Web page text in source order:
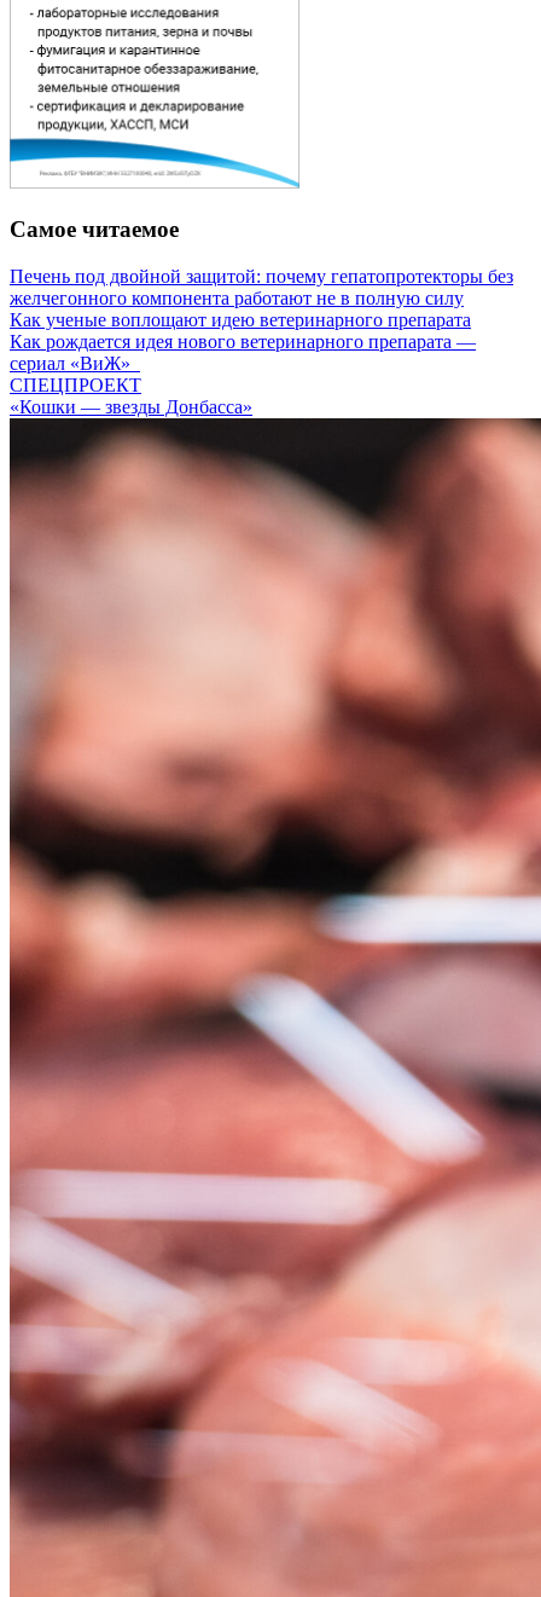
Самое читаемое
Печень под двойной защитой: почему гепатопротекторы без
желчегонного компонента работают не в полную силу
Как ученые воплощают идею ветеринарного препарата
Как рождается идея нового ветеринарного препарата —
сериал «ВиЖ»
СПЕЦПРОЕКТ
«Кошки — звезды Донбасса»